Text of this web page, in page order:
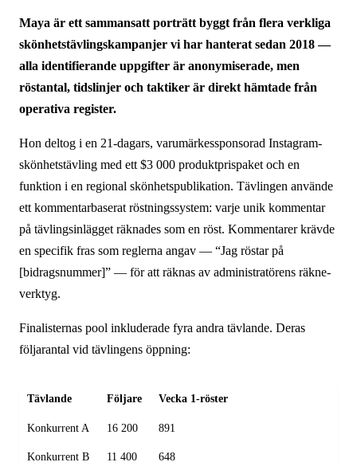
Maya är ett sammansatt porträtt byggt från flera verkliga
skönhets­tävlings­kampanjer vi har hanterat sedan 2018 —
alla identifierande uppgifter är anonymiserade, men
röstantal, tidslinjer och taktiker är direkt hämtade från
operativa register.
Hon deltog i en 21-dagars, varumärkessponsorad Instagram-
skönhets­tävling med ett $3 000 produktprispaket och en
funktion i en regional skönhets­publikation. Tävlingen använde
ett kommentarbaserat röstningssystem: varje unik kommentar
på tävlingsinlägget räknades som en röst. Kommentarer krävde
en specifik fras som reglerna angav — “Jag röstar på
[bidragsnummer]” — för att räknas av administratörens räkne­
verktyg.
Finalisternas pool inkluderade fyra andra tävlande. Deras
följarantal vid tävlingens öppning:
Tävlande Följare Vecka 1-röster
Konkurrent A 16 200 891
Konkurrent B 11 400 648